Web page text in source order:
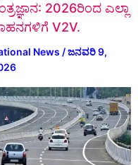
2026ರಿಂದ ಎಲ್ಲಾ
V2V.
News /ಜನವರಿ 9,